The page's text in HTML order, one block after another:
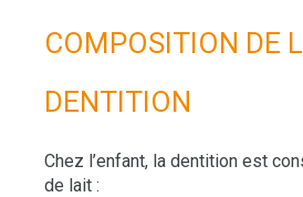
COMPOSITION DE
DENTITION
Chez l’enfant, la dentition est
de lait :